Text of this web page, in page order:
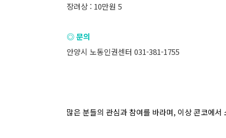
장려상 : 10만원 5
◎ 문의
안양시 노동인권센터 031-381-1755
많은 분들의 관심과 참여를 바라며, 이상 콘코에서